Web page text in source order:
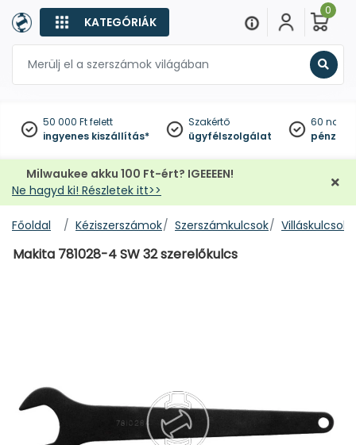
KATEGÓRIÁK
0
50 000 Ft felett
ingyenes kiszállítás*
Szakértő
ügyfélszolgálat
60
Milwaukee akku 100 Ft-ért? IGEEEEN!
Ne hagyd ki! Részletek itt>>
Főoldal Kéziszerszámok Szerszámkulcsok Villáskulcsok
Makita 781028-4 SW 32 szerelőkulcs